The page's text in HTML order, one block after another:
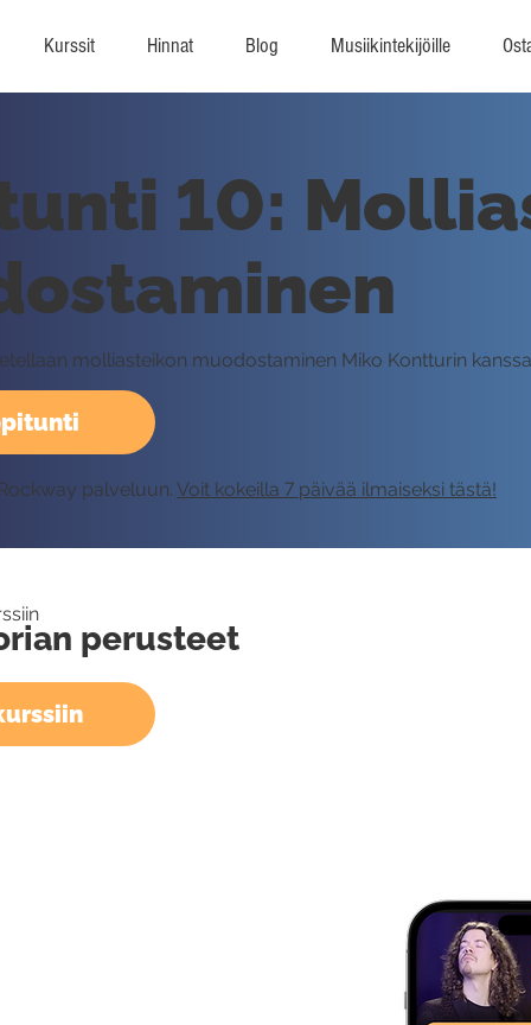
Kurssit Hinnat Blog Musiikintekijöille
10:
molliasteikon muodostaminen Miko Kontturin
palveluun. Voit kokeilla 7 päivää ilmaiseksi tästä!
perusteet